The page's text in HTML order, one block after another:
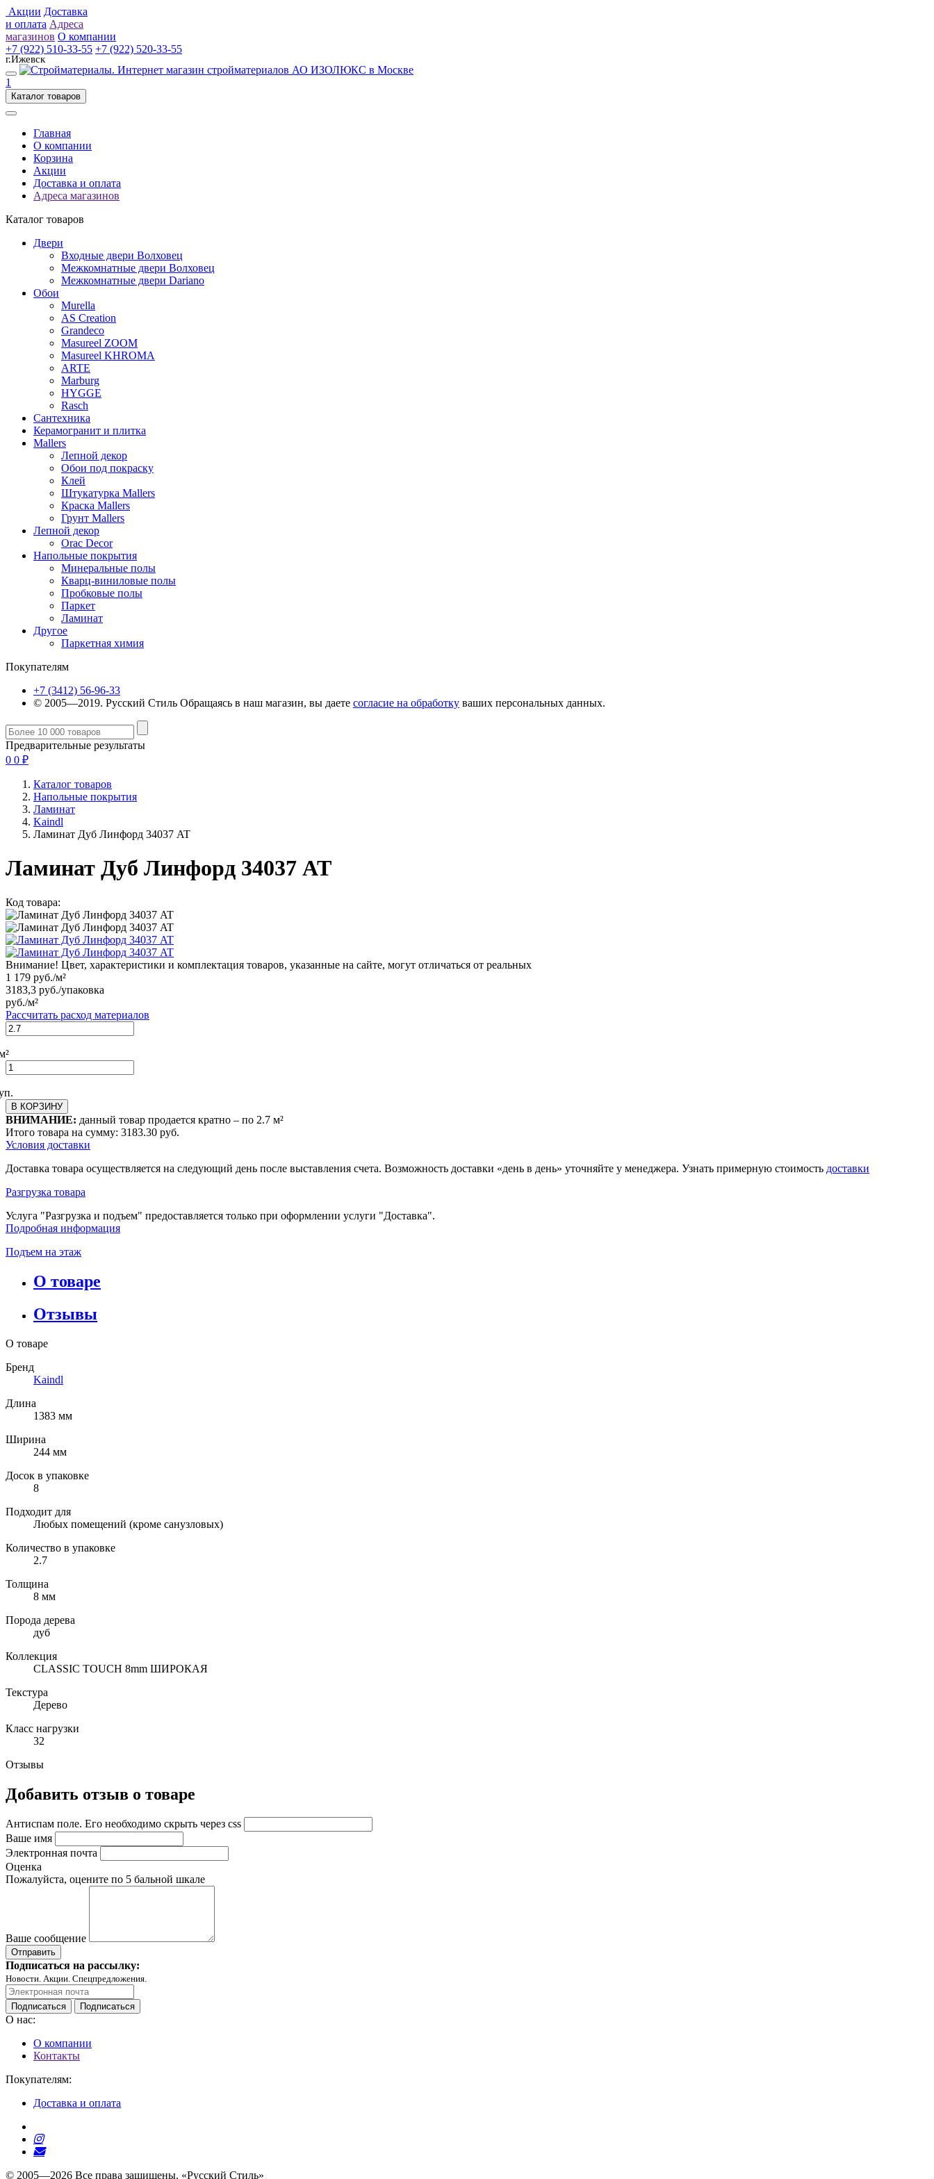
Акции Доставка
и оплата Адреса
магазинов О компании
+7 (922) 510-33-55 +7 (922) 520-33-55
г.Ижевск
1
Каталог товаров
Главная
О компании
Корзина
Акции
Доставка и оплата
Адреса магазинов
Каталог товаров
Двери
Входные двери Волховец
Межкомнатные двери Волховец
Межкомнатные двери Dariano
Обои
Murella
AS Creation
Grandeco
Masureel ZOOM
Masureel KHROMA
ARTE
Marburg
HYGGE
Rasch
Сантехника
Керамогранит и плитка
Mallers
Лепной декор
Обои под покраску
Клей
Штукатурка Mallers
Краска Mallers
Грунт Mallers
Лепной декор
Orac Decor
Напольные покрытия
Минеральные полы
Кварц-виниловые полы
Пробковые полы
Паркет
Ламинат
Другое
Паркетная химия
Покупателям
+7 (3412) 56-96-33
© 2005—2019. Русский Стиль Обращаясь в наш магазин, вы даете согласие на обработку ваших персональных данных.
Предварительные результаты
0 0 ₽
Каталог товаров
Напольные покрытия
Ламинат
Kaindl
Ламинат Дуб Линфорд 34037 AT
Ламинат Дуб Линфорд 34037 AT
Код товара:
Внимание! Цвет, характеристики и комплектация товаров, указанные на сайте, могут отличаться от реальных
1 179 руб./м²
3183,3 руб./упаковка
руб./м²
Рассчитать расход материалов
В КОРЗИНУ
ВНИМАНИЕ: данный товар продается кратно – по 2.7 м²
Итого товара на сумму: 3183.30 руб.
Условия доставки
Доставка товара осуществляется на следующий день после выставления счета. Возможность доставки «день в день» уточняйте у менеджера. Узнать примерную стоимость доставки
Разгрузка товара
Услуга "Разгрузка и подъем" предоставляется только при оформлении услуги "Доставка".
Подробная информация
Подъем на этаж
О товаре
Отзывы
О товаре
Бренд
Kaindl
Длина
1383 мм
Ширина
244 мм
Досок в упаковке
8
Подходит для
Любых помещений (кроме санузловых)
Количество в упаковке
2.7
Толщина
8 мм
Порода дерева
дуб
Коллекция
CLASSIC TOUCH 8mm ШИРОКАЯ
Текстура
Дерево
Класс нагрузки
32
Отзывы
Добавить отзыв о товаре
Антиспам поле. Его необходимо скрыть через css
Ваше имя
Электронная почта
Оценка
Пожалуйста, оцените по 5 бальной шкале
Ваше сообщение
Подписаться на рассылку:
Новости. Акции. Спецпредложения.
Подписаться Подписаться
О нас:
О компании
Контакты
Покупателям:
Доставка и оплата
© 2005—2026 Все права защищены. «Русский Стиль»